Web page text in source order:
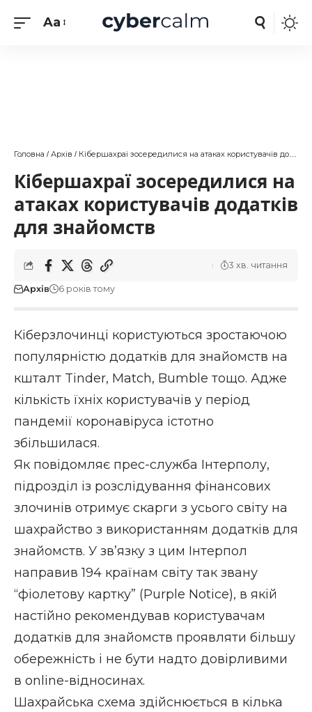
Aa
Головна / Архів / Кібершахраї зосередилися на атаках користувачів додатків для знайомств
Кібершахраї зосередилися на
атаках користувачів додатків
для знайомств
Архів 6 років тому
3 хв. читання
Кіберзлочинці користуються зростаючою
популярністю додатків для знайомств на
кшталт Tinder, Match, Bumble тощо. Адже
кількість їхніх користувачів у період
пандемії коронавіруса істотно
збільшилася.
Як повідомляє прес-служба Інтерполу,
підрозділ із розслідування фінансових
злочинів отримує скарги з усього світу на
шахрайство з використанням додатків для
знайомств. У зв’язку з цим Інтерпол
направив 194 країнам світу так звану
“фіолетову картку” (Purple Notice), в якій
настійно рекомендував користувачам
додатків для знайомств проявляти більшу
обережність і не бути надто довірливими
в online-відносинах.
Шахрайська схема здійснюється в кілька